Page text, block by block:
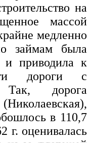
на
массой
медленно
займам была
и приводила к
дороги с
Так, дорога
в 110,7
г. оценивалась